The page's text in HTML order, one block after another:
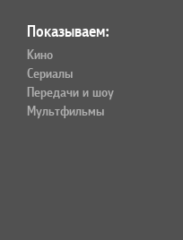
Показываем:
Кино
Сериалы
Передачи и шоу
Мультфильмы